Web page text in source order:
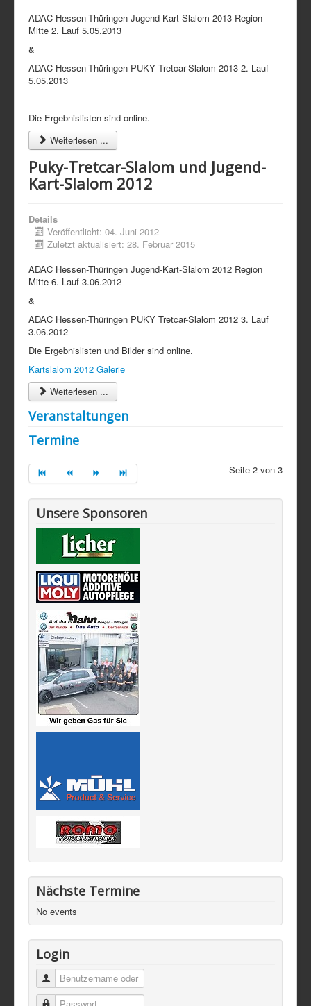
ADAC Hessen-Thüringen Jugend-Kart-Slalom 2013 Region
Mitte 2. Lauf 5.05.2013
&
ADAC Hessen-Thüringen PUKY Tretcar-Slalom 2013 2. Lauf
5.05.2013
Die Ergebnislisten sind online.
Weiterlesen ...
Puky-Tretcar-Slalom und Jugend-
Kart-Slalom 2012
Details
Veröffentlicht: 04. Juni 2012
Zuletzt aktualisiert: 28. Februar 2015
ADAC Hessen-Thüringen Jugend-Kart-Slalom 2012 Region
Mitte 6. Lauf 3.06.2012
&
ADAC Hessen-Thüringen PUKY Tretcar-Slalom 2012 3. Lauf
3.06.2012
Die Ergebnislisten und Bilder sind online.
Kartslalom 2012 Galerie
Weiterlesen ...
Veranstaltungen
Termine
Seite 2 von 3
Unsere Sponsoren
Nächste Termine
No events
Login